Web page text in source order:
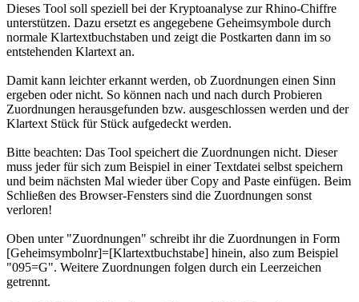
Dieses Tool soll speziell bei der Kryptoanalyse zur Rhino-Chiffre
unterstützen. Dazu ersetzt es angegebene Geheimsymbole durch
normale Klartextbuchstaben und zeigt die Postkarten dann im so
entstehenden Klartext an.
Damit kann leichter erkannt werden, ob Zuordnungen einen Sinn
ergeben oder nicht. So können nach und nach durch Probieren
Zuordnungen herausgefunden bzw. ausgeschlossen werden und der
Klartext Stück für Stück aufgedeckt werden.
Bitte beachten: Das Tool speichert die Zuordnungen nicht. Dieser
muss jeder für sich zum Beispiel in einer Textdatei selbst speichern
und beim nächsten Mal wieder über Copy and Paste einfügen. Beim
Schließen des Browser-Fensters sind die Zuordnungen sonst
verloren!
Oben unter "Zuordnungen" schreibt ihr die Zuordnungen in Form
[Geheimsymbolnr]=[Klartextbuchstabe] hinein, also zum Beispiel
"095=G". Weitere Zuordnungen folgen durch ein Leerzeichen
getrennt.